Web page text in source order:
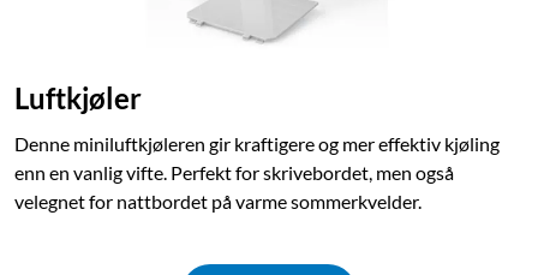
Luftkjøler
Denne miniluftkjøleren gir kraftigere og mer effektiv kjøling
enn en vanlig vifte. Perfekt for skrivebordet, men også
velegnet for nattbordet på varme sommerkvelder.